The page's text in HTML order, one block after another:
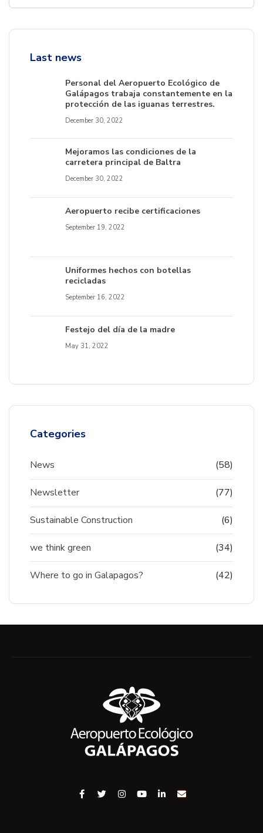
Last news
Personal del Aeropuerto Ecológico de
Galápagos trabaja constantemente en la
protección de las iguanas terrestres.
December 30, 2022
Mejoramos las condiciones de la
carretera principal de Baltra
December 30, 2022
Aeropuerto recibe certificaciones
September 19, 2022
Uniformes hechos con botellas
recicladas
September 16, 2022
Festejo del día de la madre
May 31, 2022
Categories
News (58)
Newsletter (77)
Sustainable Construction (6)
we think green (34)
Where to go in Galapagos? (42)